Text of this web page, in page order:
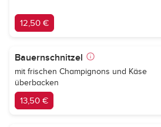
12,50 €
Bauernschnitzel
mit frischen Champignons und Käse
überbacken
13,50 €